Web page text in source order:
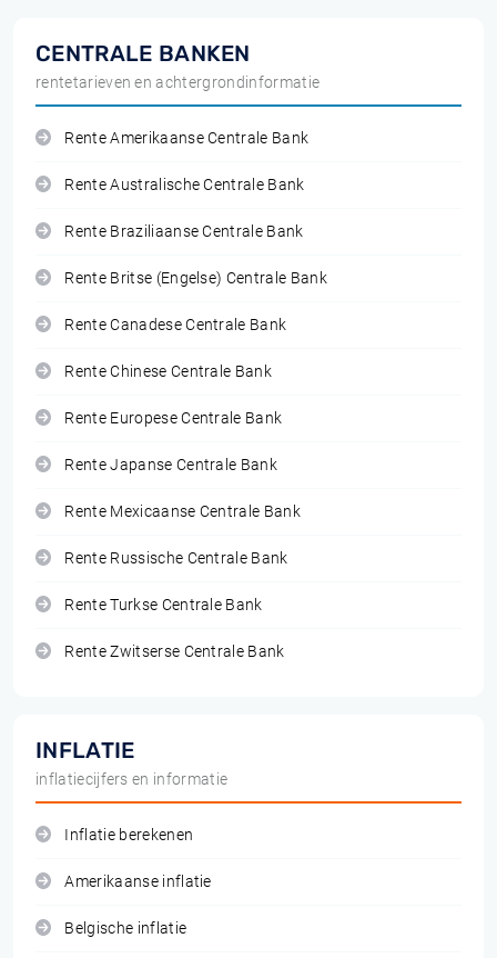
CENTRALE BANKEN
rentetarieven en achtergrondinformatie
Rente Amerikaanse Centrale Bank
Rente Australische Centrale Bank
Rente Braziliaanse Centrale Bank
Rente Britse (Engelse) Centrale Bank
Rente Canadese Centrale Bank
Rente Chinese Centrale Bank
Rente Europese Centrale Bank
Rente Japanse Centrale Bank
Rente Mexicaanse Centrale Bank
Rente Russische Centrale Bank
Rente Turkse Centrale Bank
Rente Zwitserse Centrale Bank
INFLATIE
inflatiecijfers en informatie
Inflatie berekenen
Amerikaanse inflatie
Belgische inflatie